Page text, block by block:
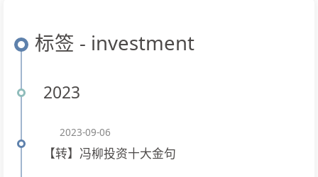
标签 - investment
2023
2023-09-06
【转】冯柳投资十大金句